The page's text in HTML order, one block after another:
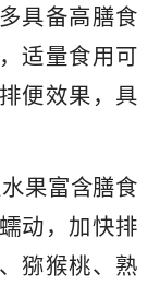
具备高膳食
适量食用可
便效果，具
果富含膳食
动，加快排
猕猴桃、熟